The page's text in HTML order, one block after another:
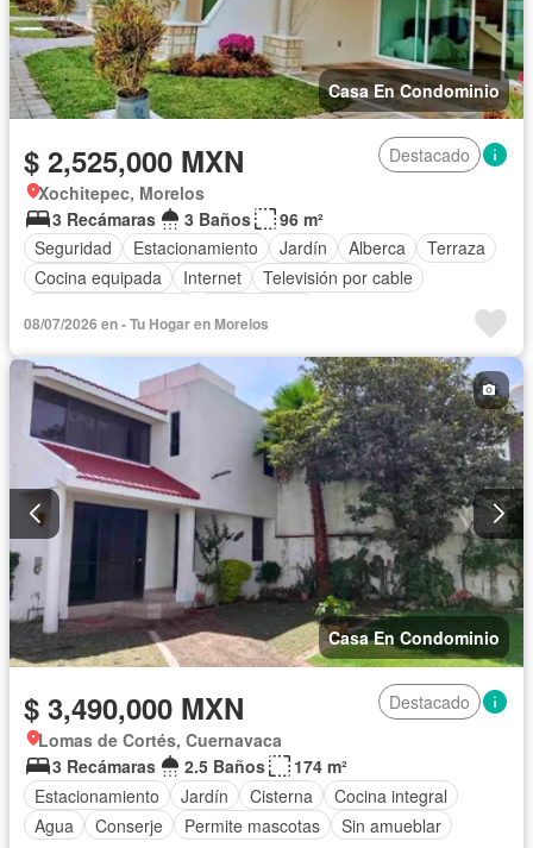
Casa En Condominio
$ 2,525,000 MXN
Destacado
Xochitepec, Morelos
3 Recámaras
3 Baños
96 m²
Seguridad
Estacionamiento Jardín Alberca
Terraza
Cocina equipada
Internet
Televisión por cable
08/07/2026 en - Tu Hogar en Morelos
Casa En Condominio
$ 3,490,000 MXN
Destacado
Lomas de Cortés, Cuernavaca
3 Recámaras
2.5 Baños
174 m²
Estacionamiento
Jardín Cisterna
Cocina integral
Agua
Conserje Permite mascotas Sin amueblar